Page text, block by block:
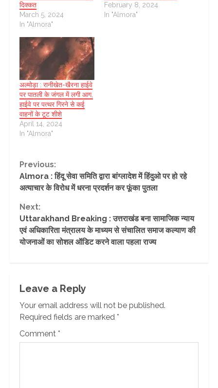
दिक्कत
March 5, 2024
In "Almora"
February 8, 2024
In "Almora"
अल्मोड़ा : रानीखेत-खैरना हाईवे
पर पातली के जंगल में लगी आग,
हाईवे पर पत्थर गिरने से कई
वाहनों के टूट शीशे
April 14, 2024
In "Almora"
Continue
Reading
Previous:
Almora : हिंदू सेवा समिति द्वारा बांग्लादेश में हिंदुओ पर हो रहे
अत्याचार के विरोध में धरना प्रदर्शन कर फूंका पुतला
Next:
Uttarakhand Breaking : उत्तराखंड बना सामाजिक न्याय
एवं अधिकारिता मंत्रालय के माध्यम से संचालित समाज कल्याण की
योजनाओं का सोशल ऑडिट करने वाला पहला राज्य
Leave a Reply
Your email address will not be published.
Required fields are marked *
Comment *